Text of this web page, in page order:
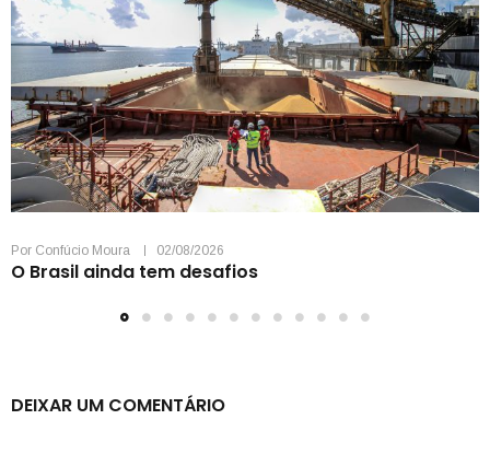
Por Confúcio Moura 02/08/2026
O Brasil ainda tem desafios
DEIXAR UM COMENTÁRIO